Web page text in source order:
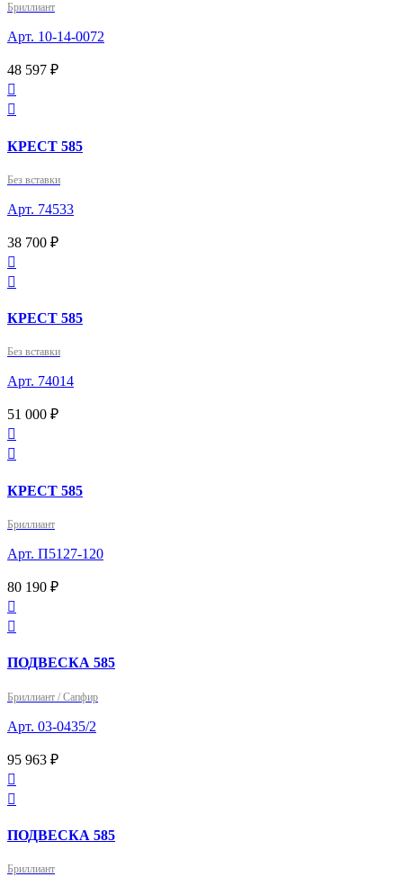
Бриллиант
Арт. 10-14-0072
48 597 ₽


КРЕСТ 585
Без вставки
Арт. 74533
38 700 ₽


КРЕСТ 585
Без вставки
Арт. 74014
51 000 ₽


КРЕСТ 585
Бриллиант
Арт. П5127-120
80 190 ₽


ПОДВЕСКА 585
Бриллиант / Сапфир
Арт. 03-0435/2
95 963 ₽


ПОДВЕСКА 585
Бриллиант